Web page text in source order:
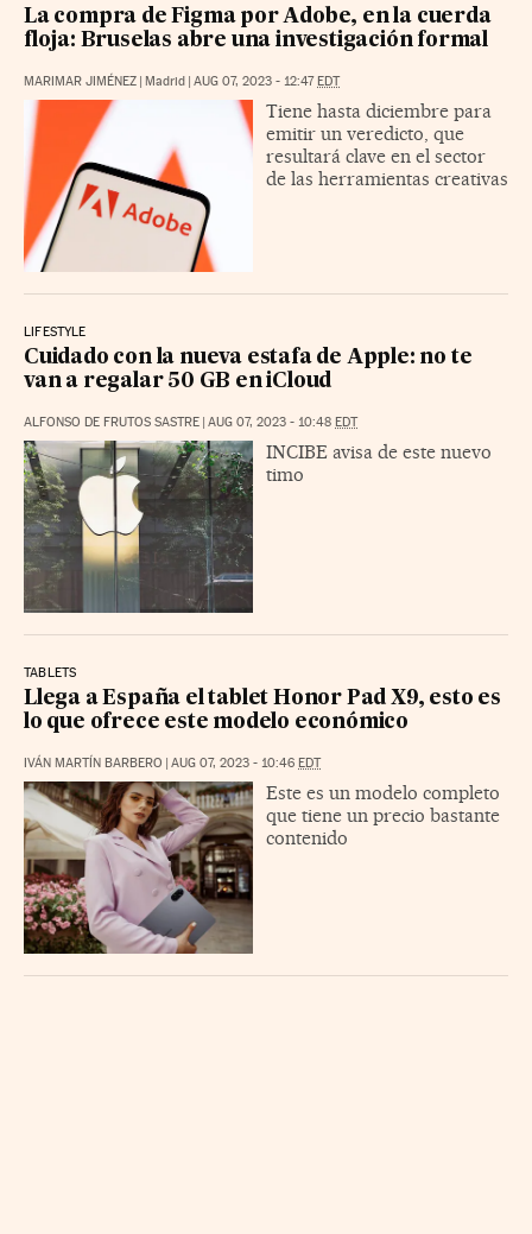
La compra de Figma por Adobe, en la cuerda
floja: Bruselas abre una investigación formal
MARIMAR JIMÉNEZ | Madrid | AUG 07, 2023 - 12:47EDT
Tiene hasta diciembre para
emitir un veredicto, que
resultará clave en el sector
de las herramientas creativas
LIFESTYLE
Cuidado con la nueva estafa de Apple: no te
van a regalar 50 GB en iCloud
ALFONSO DE FRUTOS SASTRE | AUG 07, 2023 - 10:48 EDT
INCIBE avisa de este nuevo
timo
TABLETS
Llega a España el tablet Honor Pad X9, esto es
lo que ofrece este modelo económico
IVÁN MARTÍN BARBERO | AUG 07, 2023 - 10:46 EDT
Este es un modelo completo
que tiene un precio bastante
contenido